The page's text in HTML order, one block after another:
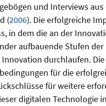
und Interviews aus
(2006). Die erfolgreiche
in dem die an der
aufbauende Stufen
durchlaufen.
für die
für weitere
digitalen Technologie